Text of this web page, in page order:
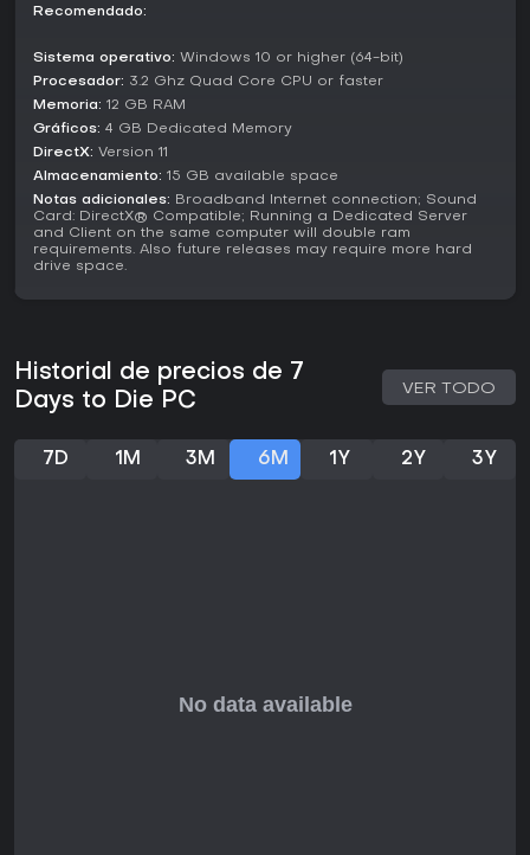
narrativas estructuradas o jugabilidad ligera, puede
abrumar, pero para los fans del género, su profundidad lo
convierte en una opción sólida.
Recomendado:
Sistema operativo: Windows 10 or higher (64-bit)
Procesador: 3.2 Ghz Quad Core CPU or faster
Memoria: 12 GB RAM
Gráficos: 4 GB Dedicated Memory
DirectX: Version 11
Almacenamiento: 15 GB available space
Notas adicionales: Broadband Internet connection; Sound
Card: DirectX® Compatible; Running a Dedicated Server
and Client on the same computer will double ram
requirements. Also future releases may require more hard
drive space.
Historial de precios de 7
Days to Die PC
VER TODO
7D 1M 3M 6M 1Y 2Y 3Y